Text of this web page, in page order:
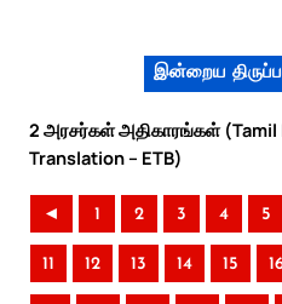
இன்றைய
2 அரசர்கள் அதிகாரங்கள் (Tamil
Translation – ETB)
◄ 1 2 3 4 5
11 12 13 14 15